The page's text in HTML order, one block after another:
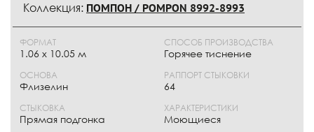
Коллекция: ПОМПОН / POMPON 8992-8993
ФОРМАТ
1.06 x 10.05 м
ОСНОВА
Флизелин
СПОСОБ ПРОИЗВОДСТВА
Горячее тиснение
РАППОРТ СТЫКОВКИ
64
СТЫКОВКА
Прямая подгонка
ХАРАКТЕРИСТИКИ
Моющиеся